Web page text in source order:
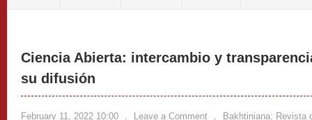
Ciencia Abierta: intercambio y
su difusión
February 11, 2022 10:00 , Leave a Comment , Bakhtiniana: Revista